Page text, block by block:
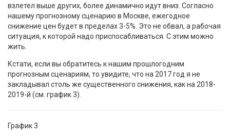
взлетел выше других, более динамично идут вниз. Согласно
нашему прогнозному сценарию в Москве, ежегодное
снижение цен будет в пределах 3-5%. Это не обвал, а рабочая
ситуация, к которой надо приспосабливаться. С этим можно
жить.
Кстати, если вы обратитесь к нашим прошлогодним
прогнозным сценариям, то увидите, что на 2017 год я не
закладывал столь же существенного снижения, как на 2018-
2019-й (см. график 3).
График 3